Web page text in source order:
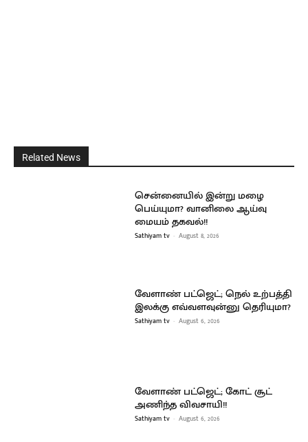
Related News
சென்னையில் இன்று மழை
பெய்யுமா? வானிலை ஆய்வு
மையம் தகவல்!!
Sathiyam tv - August 8, 2026
வேளாண் பட்ஜெட்; நெல் உற்பத்தி
இலக்கு எவ்வளவுன்னு தெரியுமா?
Sathiyam tv - August 6, 2026
வேளாண் பட்ஜெட்; கோட் சூட்
அணிந்த விவசாயி!!
Sathiyam tv - August 6, 2026